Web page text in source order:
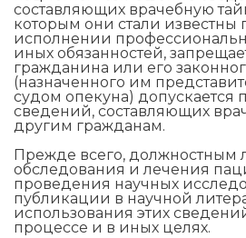
составляющих врачебную
которым они стали известны
исполнении
иных обязанностей,
гражданина или его
(назначенного им
судом опекуна) допускается
сведений, составляющих
другим гражданам.
Прежде всего, должностным
обследования и лечения
проведения научных
публикации в научной
использования этих
процессе и в иных целях.